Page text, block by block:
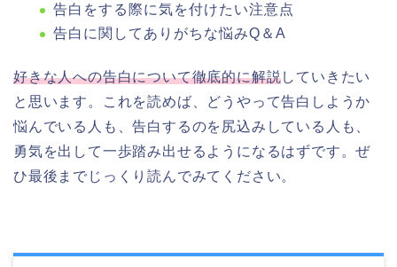
告白をする際に気を付けたい注意点
告白に関してありがちな悩みQ＆A
好きな人への告白について徹底的に解説していきたい
と思います。これを読めば、どうやって告白しようか
悩んでいる人も、告白するのを尻込みしている人も、
勇気を出して一歩踏み出せるようになるはずです。ぜ
ひ最後までじっくり読んでみてください。